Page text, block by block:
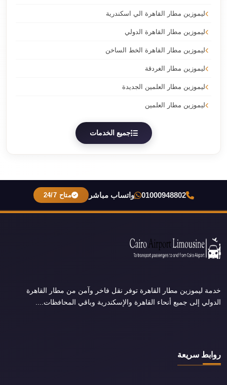
ليموزين مطار القاهرة الي اسكندرية
ليموزين مطار القاهرة الدولي
ليموزين مطار القاهرة الخط الساخن
ليموزين مطار الغردقة
ليموزين مطار العلمين الجديدة
ليموزين مطار العلمين
جميع الخدمات
01000948802 واتساب مباشر متاح 24/7
خدمة ليموزين مطار القاهرة توفر نقل فاخر وآمن من مطار القاهرة
الدولي إلى جميع أنحاء القاهرة والإسكندرية وباقي المحافظات....
روابط سريعة